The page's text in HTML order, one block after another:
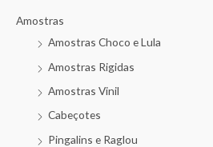
Amostras
Amostras Choco e Lula
Amostras Rigidas
Amostras Vinil
Cabeçotes
Pingalins e Raglou